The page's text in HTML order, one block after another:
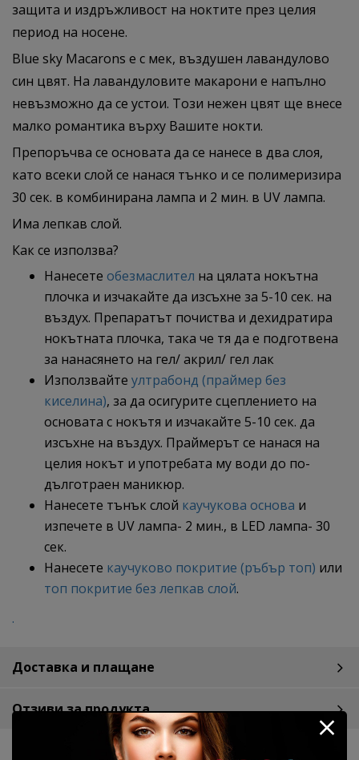
защита и издръжливост на ноктите през целия
период на носене.
Blue sky Macarons е с мек, въздушен лавандулово
син цвят. На лавандуловите макарони е напълно
невъзможно да се устои. Този нежен цвят ще внесе
малко романтика върху Вашите нокти.
Препоръчва се основата да се нанесе в два слоя,
като всеки слой се нанася тънко и се полимеризира
30 сек. в комбинирана лампа и 2 мин. в UV лампа.
Има лепкав слой.
Как се използва?
Нанесете обезмаслител на цялата нокътна
плочка и изчакайте да изсъхне за 5-10 сек. на
въздух. Препаратът почиства и дехидратира
нокътната плочка, така че тя да е подготвена
за нанасянето на гел/ акрил/ гел лак
Използвайте ултрабонд (праймер без
киселина), за да осигурите сцеплението на
основата с нокътя и изчакайте 5-10 сек. да
изсъхне на въздух. Праймерът се нанася на
целия нокът и употребата му води до по-
дълготраен маникюр.
Нанесете тънък слой каучукова основа и
изпечете в UV лампа- 2 мин., в LED лампа- 30
сек.
Нанесете каучуково покритие (ръбър топ) или
топ покритие без лепкав слой.
.
Доставка и плащане
Отзиви за продукта